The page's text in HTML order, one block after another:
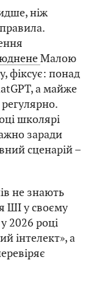
ніж
Малою
фіксує: понад
а майже
школярі
заради
сценарій –
не знають
ШІ у своєму
2026 році
інтелект», а